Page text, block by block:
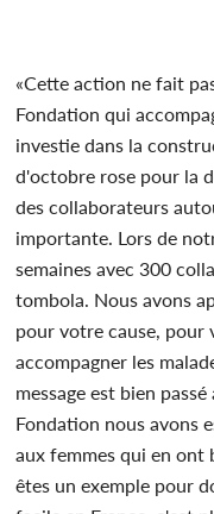
«Cette action ne fait
Fondation qui
investie dans la
d'octobre rose pour la
des collaborateurs
importante. Lors de
semaines avec 300
tombola. Nous avons
pour votre cause, pour
accompagner les
message est bien
Fondation nous avons
aux femmes qui en ont
êtes un exemple pour